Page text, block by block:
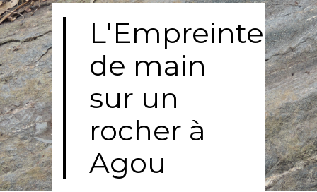
L'Empreinte
de main
sur un
rocher à
Agou